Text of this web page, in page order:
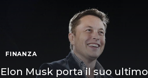
FINANZA
Elon Musk porta il suo ultimo